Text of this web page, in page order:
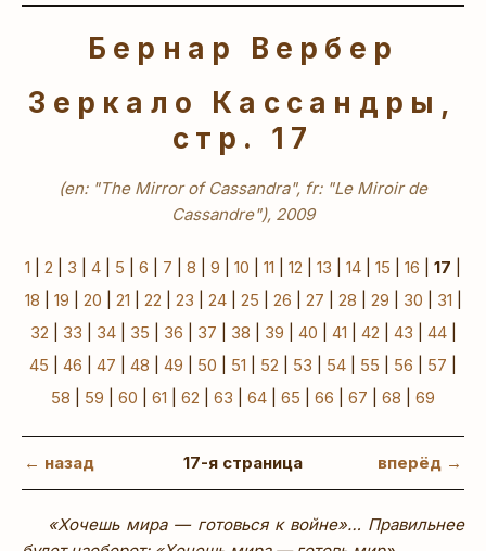
Бернар Вербер
Зеркало Кассандры,
стр. 17
(en: "The Mirror of Cassandra", fr: "Le Miroir de
Cassandre"), 2009
1 2 3 4 5 6 7 8 9 10 11 12 13 14 15 16 17
18
19 20 21 22 23 24| 25 26 27 28 29 30 31
32
33 34| 35 36 37 38 39 40 41 42 43 44|
45
46 47 48 49 50 51 52 53 54 55 56 57
58
59 60 61 62 63 64 65 66 67 68 69
← назад 17-я страница вперёд →
«Хочешь мира — готовься к войне»… Правильнее